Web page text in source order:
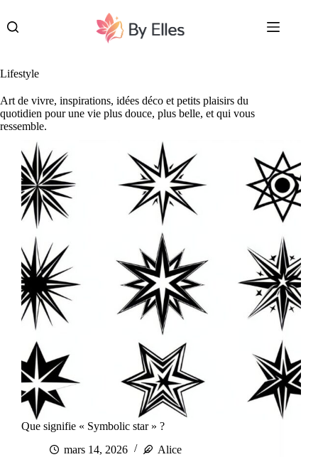
contenu
Lifestyle
Art de vivre, inspirations, idées déco et petits plaisirs du
quotidien pour une vie plus douce, plus belle, et qui vous
ressemble.
Que signifie « Symbolic star » ?
mars 14, 2026
Alice